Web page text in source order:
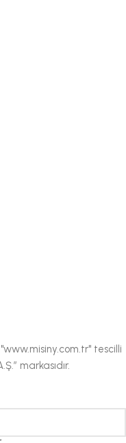
tescilli
markasıdır.